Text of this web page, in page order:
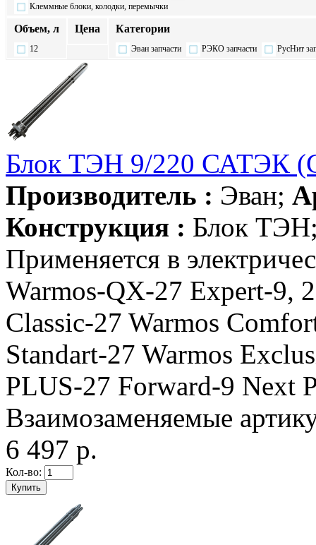
Клеммные блоки, колодки, перемычки
Объем, л
12
Цена Категории
Эван запчасти РЭКО запчасти РусНит
Блок ТЭН 9/220 САТЭК
Производитель : Эван;
Конструкция : Блок
Применяется в
Warmos-QX-27 Expert-9,
Classic-27 Warmos
Standart-27 Warmos
PLUS-27 Forward-9 Next
Взаимозаменяемые
6 497 р.
Кол-во: